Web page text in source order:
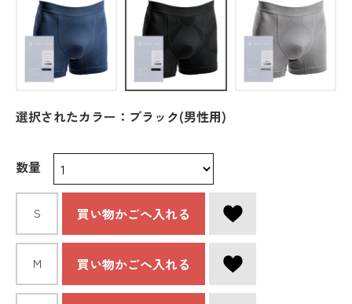
選択されたカラー：ブラック(男性用)
数量
S 買い物かごへ入れる
Ｍ 買い物かごへ入れる